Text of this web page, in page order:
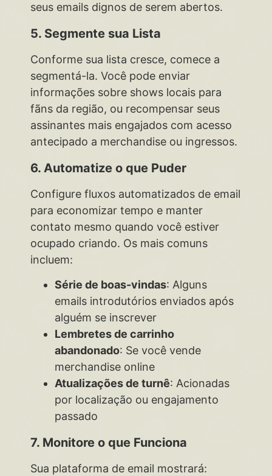
seus emails dignos de serem abertos.
5. Segmente sua Lista
Conforme sua lista cresce, comece a
segmentá-la. Você pode enviar
informações sobre shows locais para
fãns da região, ou recompensar seus
assinantes mais engajados com acesso
antecipado a merchandise ou ingressos.
6. Automatize o que Puder
Configure fluxos automatizados de email
para economizar tempo e manter
contato mesmo quando você estiver
ocupado criando. Os mais comuns
incluem:
Série de boas-vindas: Alguns
emails introdutórios enviados após
alguém se inscrever
Lembretes de carrinho
abandonado: Se você vende
merchandise online
Atualizações de turnê: Acionadas
por localização ou engajamento
passado
7. Monitore o que Funciona
Sua plataforma de email mostrará: